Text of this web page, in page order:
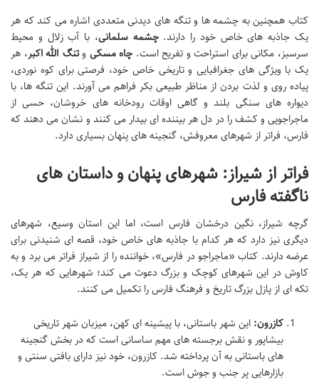
کتاب همچنین به چشمه ها و تنگه های دیدنی متعددی اشاره می کند که هر
یک جاذبه های خاص خود را دارند.چشمه سلمانی، با آب زلال و محیط
سرسبز، مکانی برای استراحت و تفریح است. چاه مسکی وتنگ الله اکبر، هر
یک با ویژگی های جغرافیایی و تاریخی خاص خود، فرصتی برای کوه نوردی،
پیاده روی و لذت بردن از مناظر طبیعی بکر فراهم می آورند. این تنگه ها، با
دیواره های سنگی بلند و گاهی اوقات رودخانه های خروشان، حسی از
ماجراجویی و کشف را در دل هر بیننده ای بیدار می کنند و نشان می دهند که
فارس، فراتر از شهرهای معروفش، گنجینه های پنهان بسیاری دارد.
فراتر از شیراز: شهرهای پنهان و داستان های
ناگفته فارس
گرچه شیراز، نگین درخشان فارس است، اما این استان وسیع، شهرهای
دیگری نیز دارد که هر کدام با جاذبه های خاص خود، قصه ای شنیدنی برای
عرضه دارند. کتاب «ماجراجو در فارس»، خواننده را از شیراز فراتر می برد و به
کاوش در این شهرهای کوچک و بزرگ دعوت می کند؛ شهرهایی که هر یک،
تکه ای از پازل بزرگ تاریخ و فرهنگ فارس را تکمیل می کنند.
کازرون: این شهر باستانی، با پیشینه ای کهن، میزبان شهر تاریخی
بیشاپور و نقش برجسته های مهم ساسانی است که در بخش گنجینه
های باستانی به آن پرداخته شد. کازرون، خود نیز دارای بافتی سنتی و
بازارهایی پر جنب و جوش است.